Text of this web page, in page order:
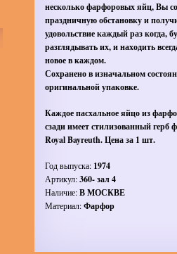
несколько фарфоровых яйц, Вы
праздничную обстановку и
удовольствие каждый раз когда,
разглядывать их, и находить
новое в каждом.
Сохранено в изначальном
оригинальной упаковке.
Каждое пасхальное яйцо из
сзади имеет стилизованный герб
Royal Bayreuth. Цена за 1 шт.
Год выпуска: 1974
Артикул:360- зал 4
Наличие:В МОСКВЕ
Материал:Фарфор